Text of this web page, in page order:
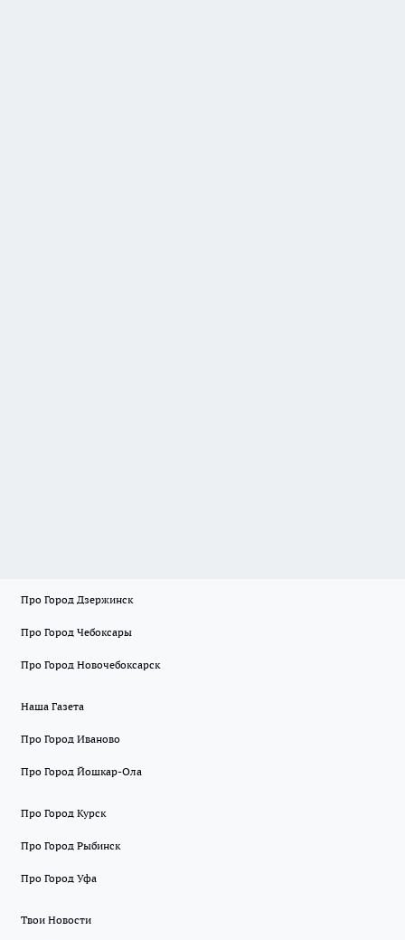
Про Город Дзержинск
Про Город Чебоксары
Про Город Новочебоксарск
Наша Газета
Про Город Иваново
Про Город Йошкар-Ола
Про Город Курск
Про Город Рыбинск
Про Город Уфа
Твои Новости